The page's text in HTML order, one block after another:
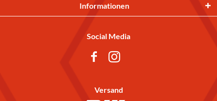
Informationen
Social Media
Versand